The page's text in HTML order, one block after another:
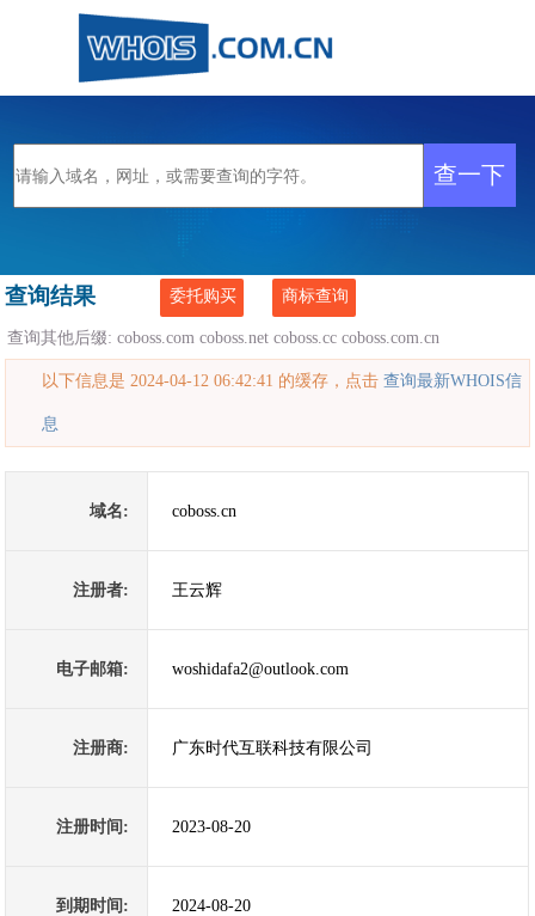
查询结果 委托购买 商标查询
查询其他后缀:coboss.com coboss.net coboss.cc coboss.com.cn
以下信息是 2024-04-12 06:42:41 的缓存，点击查询最新WHOIS信
息
域名: coboss.cn
注册者: 王云辉
电子邮箱: woshidafa2@outlook.com
注册商: 广东时代互联科技有限公司
注册时间: 2023-08-20
到期时间: 2024-08-20